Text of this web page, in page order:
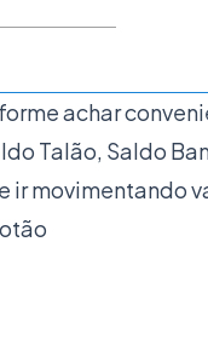
achar
Talão, Saldo
ir movimentando